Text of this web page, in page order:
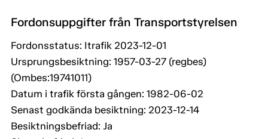
Fordonsuppgifter från Transportstyrelsen
Fordonsstatus: Itrafik 2023-12-01
Ursprungsbesiktning: 1957-03-27 (regbes)
(Ombes:19741011)
Datum i trafik första gången: 1982-06-02
Senast godkända besiktning: 2023-12-14
Besiktningsbefriad: Ja